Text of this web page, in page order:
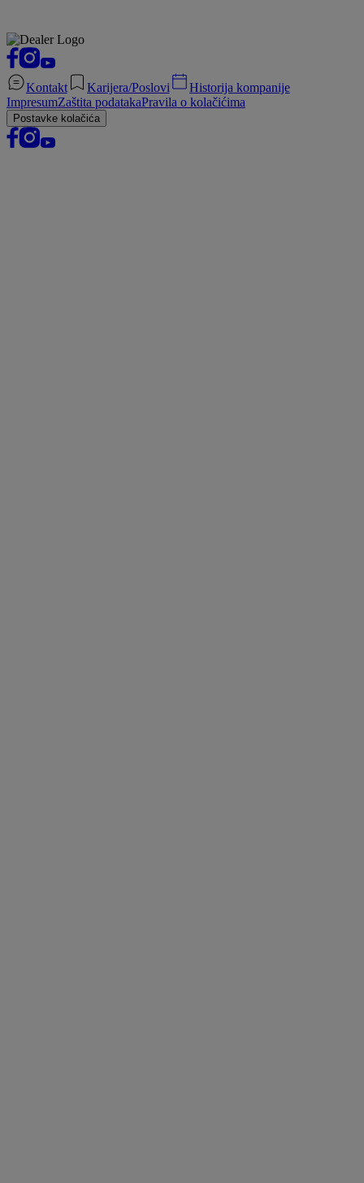
Kontakt Karijera/Poslovi
Historija kompanije
ImpresumZaštita podatakaPravila o kolačićima
Postavke kolačića